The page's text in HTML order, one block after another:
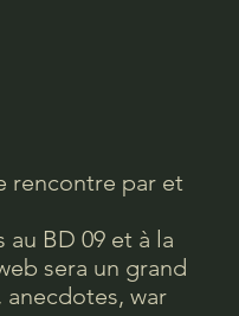
rencontre par et
BD 09 et à la
sera un grand
war